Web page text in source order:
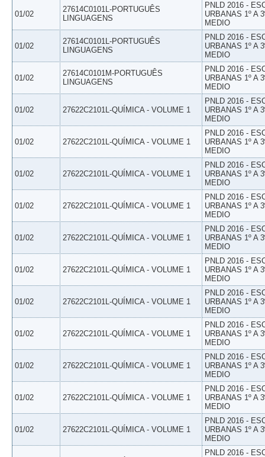
01/02
27614C0101L-PORTUGUÊS
LINGUAGENS
PNLD 2016 -
URBANAS 1º A
MEDIO
01/02
27614C0101L-PORTUGUÊS
LINGUAGENS
PNLD 2016 -
URBANAS 1º A
MEDIO
01/02
27614C0101M-PORTUGUÊS
LINGUAGENS
PNLD 2016 -
URBANAS 1º A
MEDIO
01/02 27622C2101L-QUÍMICA - VOLUME 1
PNLD 2016 -
URBANAS 1º A
MEDIO
01/02 27622C2101L-QUÍMICA - VOLUME 1
PNLD 2016 -
URBANAS 1º A
MEDIO
01/02 27622C2101L-QUÍMICA - VOLUME 1
PNLD 2016 -
URBANAS 1º A
MEDIO
01/02 27622C2101L-QUÍMICA - VOLUME 1
PNLD 2016 -
URBANAS 1º A
MEDIO
01/02 27622C2101L-QUÍMICA - VOLUME 1
PNLD 2016 -
URBANAS 1º A
MEDIO
01/02 27622C2101L-QUÍMICA - VOLUME 1
PNLD 2016 -
URBANAS 1º A
MEDIO
01/02 27622C2101L-QUÍMICA - VOLUME 1
PNLD 2016 -
URBANAS 1º A
MEDIO
01/02 27622C2101L-QUÍMICA - VOLUME 1
PNLD 2016 -
URBANAS 1º A
MEDIO
01/02 27622C2101L-QUÍMICA - VOLUME 1
PNLD 2016 -
URBANAS 1º A
MEDIO
01/02 27622C2101L-QUÍMICA - VOLUME 1
PNLD 2016 -
URBANAS 1º A
MEDIO
01/02 27622C2101L-QUÍMICA - VOLUME 1
PNLD 2016 -
URBANAS 1º A
MEDIO
PNLD 2016 -